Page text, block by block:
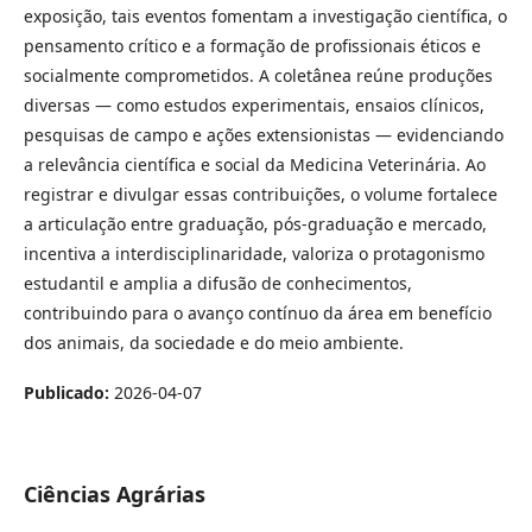
exposição, tais eventos fomentam a investigação científica, o
pensamento crítico e a formação de profissionais éticos e
socialmente comprometidos. A coletânea reúne produções
diversas — como estudos experimentais, ensaios clínicos,
pesquisas de campo e ações extensionistas — evidenciando
a relevância científica e social da Medicina Veterinária. Ao
registrar e divulgar essas contribuições, o volume fortalece
a articulação entre graduação, pós-graduação e mercado,
incentiva a interdisciplinaridade, valoriza o protagonismo
estudantil e amplia a difusão de conhecimentos,
contribuindo para o avanço contínuo da área em benefício
dos animais, da sociedade e do meio ambiente.
Publicado: 2026-04-07
Ciências Agrárias